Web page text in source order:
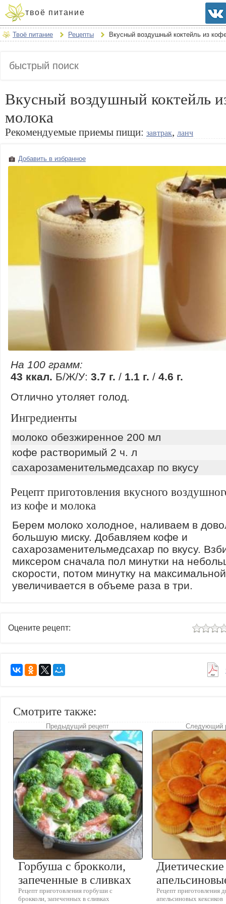
твоё питание
Твоё питание Рецепты Вкусный воздушный коктейль из
Вкусный воздушный коктейль
молока
Рекомендуемые приемы пищи: завтрак, ланч
Добавить в избранное
На 100 грамм:
43 ккал. Б/Ж/У: 3.7 г. / 1.1 г. / 4.6 г.
Отлично утоляет голод.
Ингредиенты
молоко обезжиренное 200 мл
кофе растворимый 2 ч. л
сахарозаменительмедсахар по вкусу
Рецепт приготовления вкусного
из кофе и молока
Берем молоко холодное, наливаем в
большую миску. Добавляем кофе и
сахарозаменительмедсахар по вкусу.
миксером сначала пол минутки на
скорости, потом минутку на
увеличивается в объеме раза в три.
Оцените рецепт:
Смотрите также:
Предыдущий рецепт
Горбуша с брокколи,
запеченные в сливках
Рецепт приготовления горбуши с
брокколи, запеченных в сливках
Следующий
Диетические
Рецепт приготовления
апельсиновых кексиков